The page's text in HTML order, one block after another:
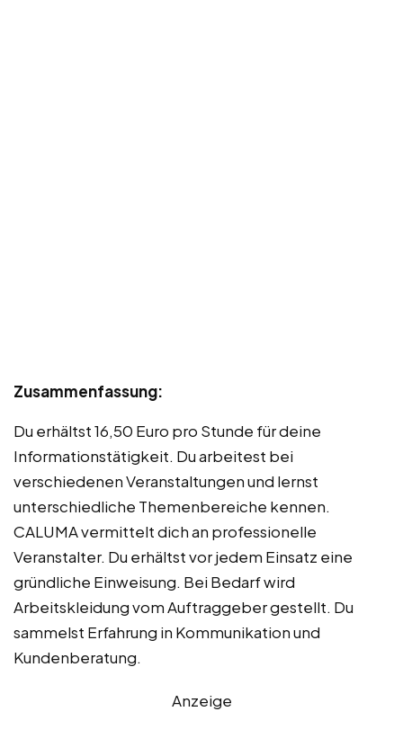
Zusammenfassung:
Du erhältst 16,50 Euro pro Stunde für deine
Informationstätigkeit. Du arbeitest bei
verschiedenen Veranstaltungen und lernst
unterschiedliche Themenbereiche kennen.
CALUMA vermittelt dich an professionelle
Veranstalter. Du erhältst vor jedem Einsatz eine
gründliche Einweisung. Bei Bedarf wird
Arbeitskleidung vom Auftraggeber gestellt. Du
sammelst Erfahrung in Kommunikation und
Kundenberatung.
Anzeige